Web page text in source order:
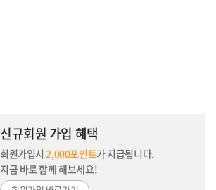
신규회원 가입 혜택
회원가입시2,000포인트가 지급됩니다.
지금 바로 함께 해보세요!